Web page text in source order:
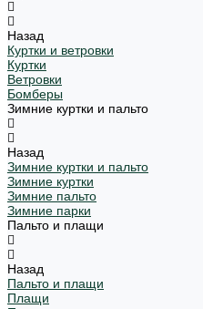
Назад
Куртки и ветровки
Куртки
Ветровки
Бомберы
Зимние куртки и пальто
Назад
Зимние куртки и пальто
Зимние куртки
Зимние пальто
Зимние парки
Пальто и плащи
Назад
Пальто и плащи
Плащи